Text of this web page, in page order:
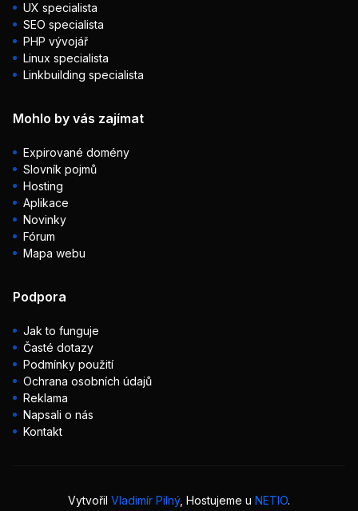
UX specialista
SEO specialista
PHP vývojář
Linux specialista
Linkbuilding specialista
Mohlo by vás zajímat
Expirované domény
Slovník pojmů
Hosting
Aplikace
Novinky
Fórum
Mapa webu
Podpora
Jak to funguje
Časté dotazy
Podmínky použití
Ochrana osobních údajů
Reklama
Napsali o nás
Kontakt
Vytvořil Vladimír Pilný, Hostujeme u NETIO.